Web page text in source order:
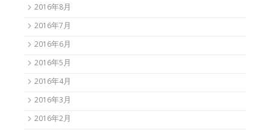
2016年8月
2016年7月
2016年6月
2016年5月
2016年4月
2016年3月
2016年2月